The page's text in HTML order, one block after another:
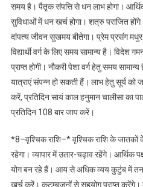
समय है। पैतृक संपत्ति से धन लाभ होगा।
सुविधाओं में धन खर्च होगा। शत्रु पराजित होंगे।
दांपत्य जीवन सुखमय बीतेगा। प्रेम प्रसंग
विद्यार्थी वर्ग के लिए समय सामान्य है।
प्राप्त होगी। नौकरी पेशा वर्ग हेतु समय
यात्राएं संपन्न हो सकती हैं। लाभ हेतु सूर्य को
करें, प्रतिदिन सायं काल हनुमान चालीसा का
प्रतिदिन 108 बार जाप करें।
*8–वृश्चिक राशि–* वृश्चिक राशि के
रहेगा। व्यापार में उतार-चढ़ाव रहेंगे। आर्थिक
योग बन रहे हैं। आय से अधिक व्यय कुटुंब में
खर्च करें। कुटुम्बजनों से सहयोग प्राप्त